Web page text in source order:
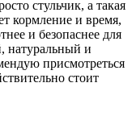
стульчик, а такая
кормление и время,
и безопаснее для
натуральный и
присмотреться
стоит